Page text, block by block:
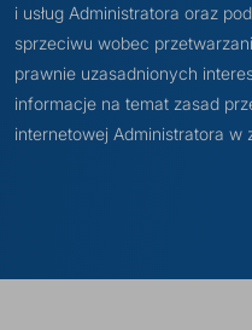
i usług Administratora oraz
sprzeciwu wobec
prawnie uzasadnionych
informacje na temat zasad
internetowej Administratora w